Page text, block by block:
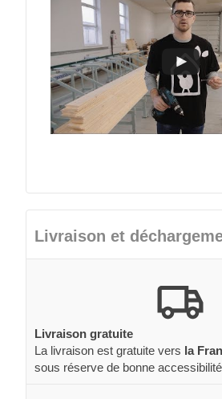
Livraison et
Livraison gratuite
La livraison est gratuite vers la
sous réserve de bonne